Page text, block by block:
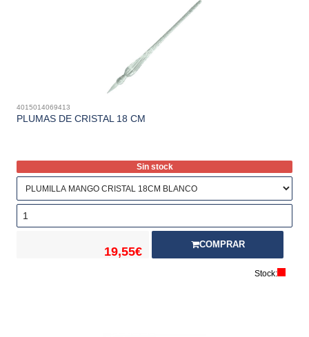
4015014069413
PLUMAS DE CRISTAL 18 CM
Sin stock
19,55€
COMPRAR
Stock: